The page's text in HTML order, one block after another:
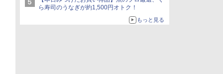
ら寿司のうなぎが約1,500円オトク！
もっと見る